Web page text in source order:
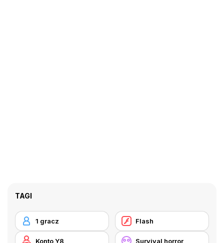
TAGI
1 gracz Flash
Konto Y8 Survival horror